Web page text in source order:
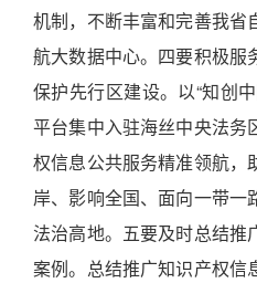
机制，不断丰富和完善我省
航大数据中心。四要积极服
保护先行区建设。以“知创
平台集中入驻海丝中央法务
权信息公共服务精准领航，
岸、影响全国、面向一带一
法治高地。五要及时总结推
案例。总结推广知识产权信